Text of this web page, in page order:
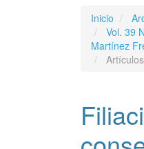
Inicio
Vol. 39
Martínez
Artículos